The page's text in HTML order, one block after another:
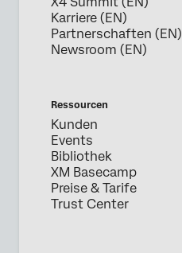
Karriere (EN)
Partnerschaften (EN)
Newsroom (EN)
Ressourcen
Kunden
Events
Bibliothek
XM Basecamp
Preise & Tarife
Trust Center